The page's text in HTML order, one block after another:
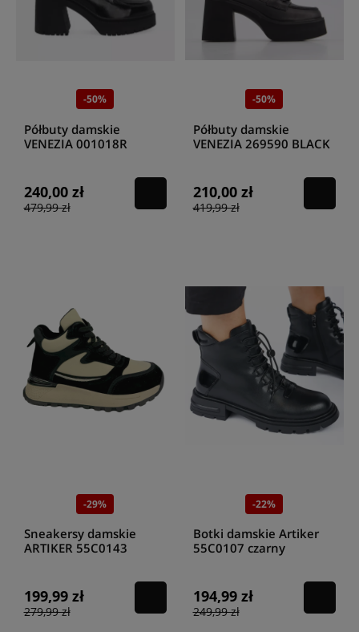
-50%
Półbuty damskie
VENEZIA 001018R
240,00 zł
479,99 zł
-50%
Półbuty damskie
VENEZIA 269590 BLACK
210,00 zł
419,99 zł
-29%
Sneakersy damskie
ARTIKER 55C0143
199,99 zł
279,99 zł
-22%
Botki damskie Artiker
55C0107 czarny
194,99 zł
249,99 zł